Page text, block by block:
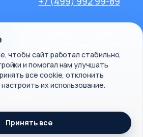
чтобы сайт работал стабильно,
и помогал нам улучшать
все cookie, отклонить
их использование.
Принять все